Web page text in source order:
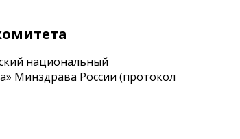
национальный
Минздрава России (протокол